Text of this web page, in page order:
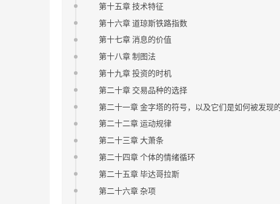
第十五章 技术特征
第十六章 道琼斯铁路指数
第十七章 消息的价值
第十八章 制图法
第十九章 投资的时机
第二十章 交易品种的选择
第二十一章 金字塔的符号，以及它们是如何被发现
第二十二章 运动规律
第二十三章 大萧条
第二十四章 个体的情绪循环
第二十五章 毕达哥拉斯
第二十六章 杂项